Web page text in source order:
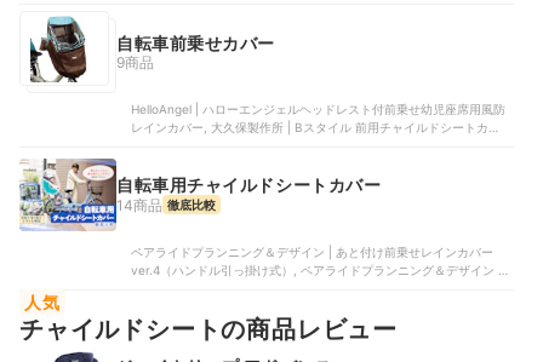
ト
自転車前乗せカバー
9商品
HelloAngel | ハローエンジェルヘッドレスト付前乗せ幼児座席用風防
レインカバー, 大久保製作所 | Bスタイル 前用チャイルドシートカバー
ー前乗せあと付けシート用 D-5FAD, フジモリ | プレミアムチャイルド
シートレインカバーver.04 フロント用 | L-PCF04
自転車用チャイルドシートカバー
14商品 徹底比較
ペアライドプランニング＆デザイン | あと付け前乗せレインカバー
ver.4（ハンドル引っ掛け式）, ペアライドプランニング＆デザイン |
後付けシート用 レインカバー, フジモリ | プレミアムチャイルドシー
トレインカバーver04 リア用 | L-PCR04
人気
チャイルドシートの商品レビュー